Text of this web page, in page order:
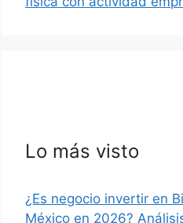
Lo más visto
¿Es negocio invertir en
México en 2026?